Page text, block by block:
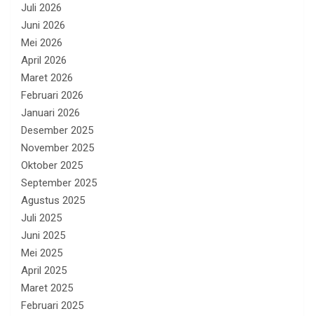
Juli 2026
Juni 2026
Mei 2026
April 2026
Maret 2026
Februari 2026
Januari 2026
Desember 2025
November 2025
Oktober 2025
September 2025
Agustus 2025
Juli 2025
Juni 2025
Mei 2025
April 2025
Maret 2025
Februari 2025